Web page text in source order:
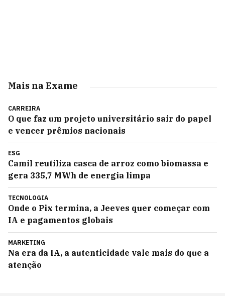
Mais na Exame
CARREIRA
O que faz um projeto universitário sair do papel
e vencer prêmios nacionais
ESG
Camil reutiliza casca de arroz como biomassa e
gera 335,7 MWh de energia limpa
TECNOLOGIA
Onde o Pix termina, a Jeeves quer começar com
IA e pagamentos globais
MARKETING
Na era da IA, a autenticidade vale mais do que a
atenção